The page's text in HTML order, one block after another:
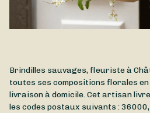
Brindilles sauvages, fleuriste à
toutes ses compositions florales en
livraison à domicile. Cet artisan
les codes postaux suivants :